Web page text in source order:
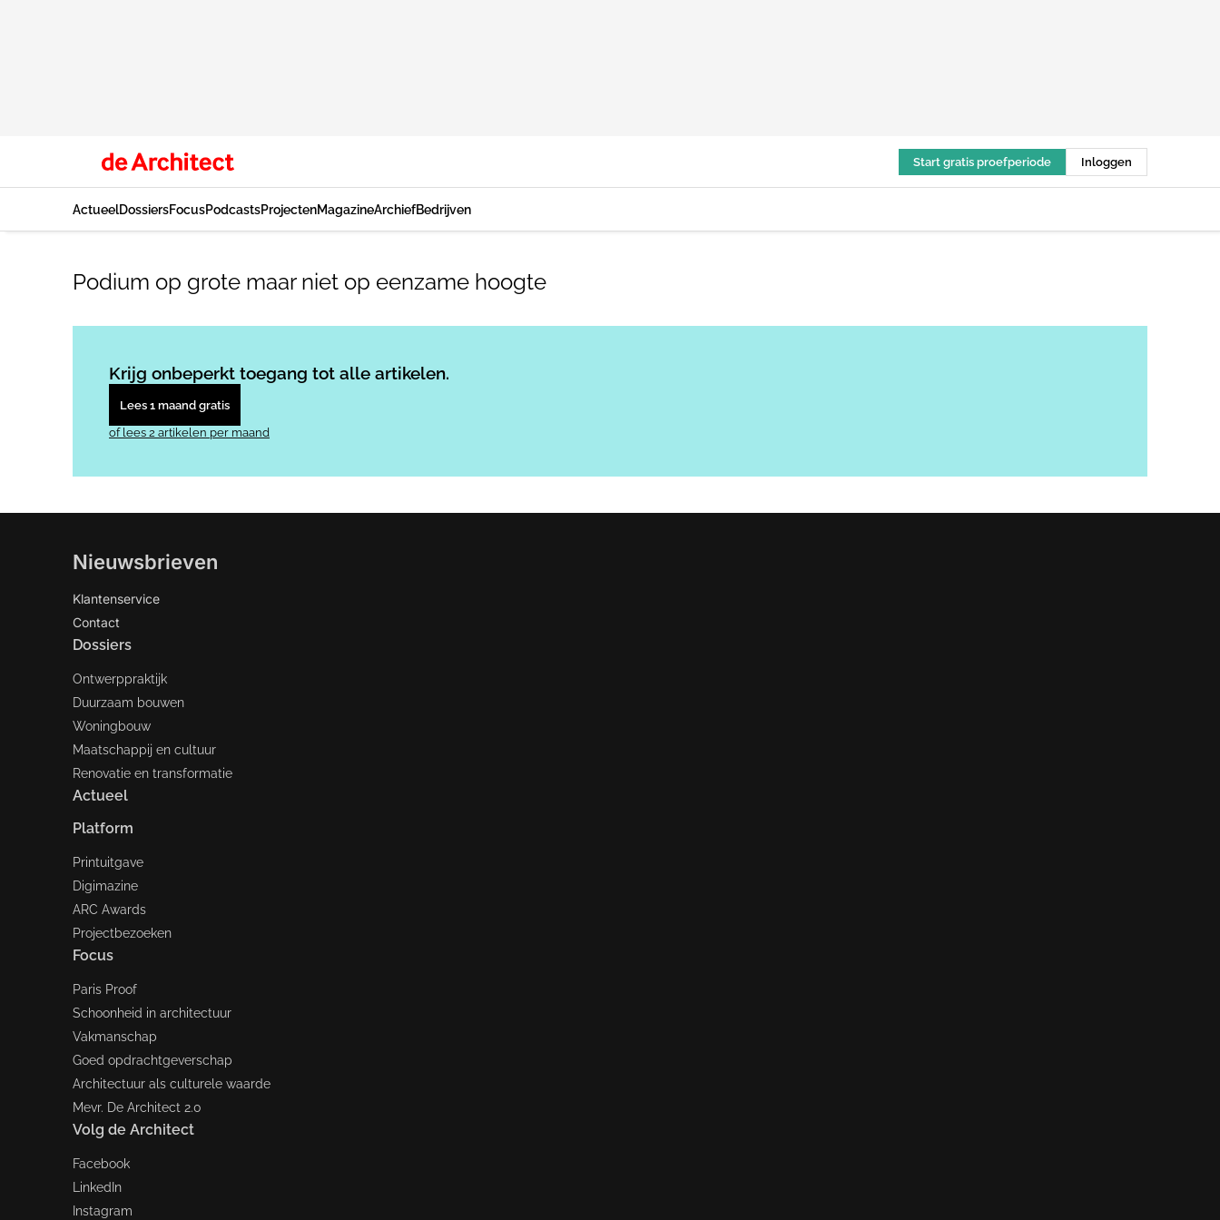
Start gratis proefperiode Inloggen
ActueelDossiersFocusPodcastsProjectenMagazineArchiefBedrijven
Podium op grote maar niet op eenzame hoogte
Krijg onbeperkt toegang tot alle artikelen.
Lees 1 maand gratis
of lees 2 artikelen per maand
Nieuwsbrieven
Klantenservice
Contact
Dossiers
Ontwerppraktijk
Duurzaam bouwen
Woningbouw
Maatschappij en cultuur
Renovatie en transformatie
Actueel
Platform
Printuitgave
Digimazine
ARC Awards
Projectbezoeken
Focus
Paris Proof
Schoonheid in architectuur
Vakmanschap
Goed opdrachtgeverschap
Architectuur als culturele waarde
Mevr. De Architect 2.0
Volg de Architect
Facebook
LinkedIn
Instagram